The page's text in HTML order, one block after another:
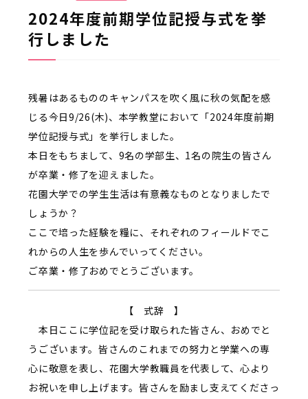
2024年度前期学位記授与式を挙
行しました
残暑はあるもののキャンパスを吹く風に秋の気配を感
じる今日9/26(木)、本学教堂において「2024年度前期
学位記授与式」を挙行しました。
本日をもちまして、9名の学部生、1名の院生の皆さん
が卒業・修了を迎えました。
花園大学での学生生活は有意義なものとなりましたで
しょうか？
ここで培った経験を糧に、それぞれのフィールドでこ
れからの人生を歩んでいってください。
ご卒業・修了おめでとうございます。
【 式辞 】
本日ここに学位記を受け取られた皆さん、おめでと
うございます。皆さんのこれまでの努力と学業への専
心に敬意を表し、花園大学教職員を代表して、心より
お祝いを申し上げます。皆さんを励まし支えてくださっ